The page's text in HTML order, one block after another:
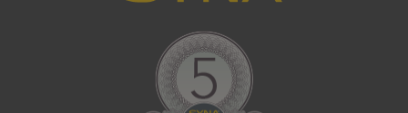
Google LLC
www.google.com